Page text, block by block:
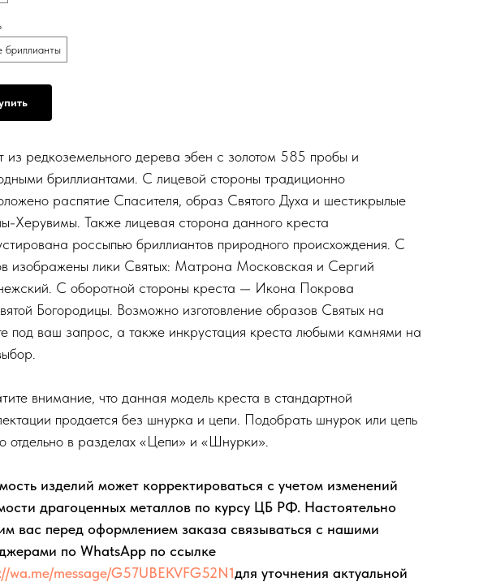
бриллианты
из редкоземельного дерева эбен с золотом 585 пробы и
бриллиантами. С лицевой стороны традиционно
распятие Спасителя, образ Святого Духа и шестикрылые
Херувимы. Также лицевая сторона данного креста
россыпью бриллиантов природного происхождения. С
изображены лики Святых: Матрона Московская и Сергий
С оборотной стороны креста — Икона Покрова
Богородицы. Возможно изготовление образов Святых на
под ваш запрос, а также инкрустация креста любыми камнями на
внимание, что данная модель креста в стандартной
продается без шнурка и цепи. Подобрать шнурок или цепь
отдельно в разделах «Цепи» и «Шнурки».
изделий может корректироваться с учетом изменений
драгоценных металлов по курсу ЦБ РФ. Настоятельно
вас перед оформлением заказа связываться с нашими
по WhatsApp по ссылке
wa.me/message/G57UBEKVFG52N1для уточнения актуальной